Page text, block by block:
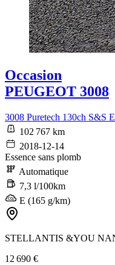
Occasion
PEUGEOT 3008
3008 Puretech 130ch S&S
102 767 km
2018-12-14
Essence sans plomb
Automatique
7,3 l/100km
E (165 g/km)
STELLANTIS &YOU
12 690 €